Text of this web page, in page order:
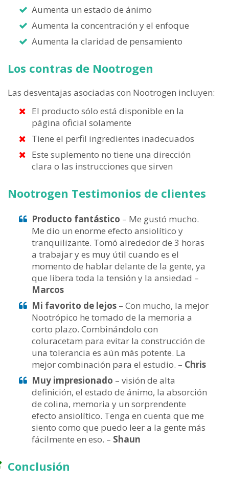
Aumenta un estado de ánimo
Aumenta la concentración y el enfoque
Aumenta la claridad de pensamiento
Los contras de Nootrogen
Las desventajas asociadas con Nootrogen incluyen:
El producto sólo está disponible en la
página oficial solamente
Tiene el perfil ingredientes inadecuados
Este suplemento no tiene una dirección
clara o las instrucciones que sirven
Nootrogen Testimonios de clientes
Producto fantástico – Me gustó mucho.
Me dio un enorme efecto ansiolítico y
tranquilizante. Tomó alrededor de 3 horas
a trabajar y es muy útil cuando es el
momento de hablar delante de la gente, ya
que libera toda la tensión y la ansiedad –
Marcos
Mi favorito de lejos – Con mucho, la mejor
Nootrópico he tomado de la memoria a
corto plazo. Combinándolo con
coluracetam para evitar la construcción de
una tolerancia es aún más potente. La
mejor combinación para el estudio. – Chris
Muy impresionado – visión de alta
definición, el estado de ánimo, la absorción
de colina, memoria y un sorprendente
efecto ansiolítico. Tenga en cuenta que me
siento como que puedo leer a la gente más
fácilmente en eso. – Shaun
Conclusión